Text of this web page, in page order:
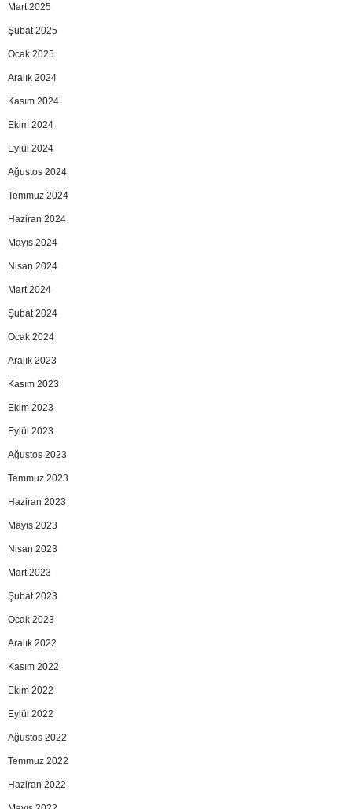
Mart 2025
Şubat 2025
Ocak 2025
Aralık 2024
Kasım 2024
Ekim 2024
Eylül 2024
Ağustos 2024
Temmuz 2024
Haziran 2024
Mayıs 2024
Nisan 2024
Mart 2024
Şubat 2024
Ocak 2024
Aralık 2023
Kasım 2023
Ekim 2023
Eylül 2023
Ağustos 2023
Temmuz 2023
Haziran 2023
Mayıs 2023
Nisan 2023
Mart 2023
Şubat 2023
Ocak 2023
Aralık 2022
Kasım 2022
Ekim 2022
Eylül 2022
Ağustos 2022
Temmuz 2022
Haziran 2022